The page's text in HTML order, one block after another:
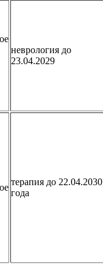
неврология до
23.04.2029
терапия до 22.04.2030
года